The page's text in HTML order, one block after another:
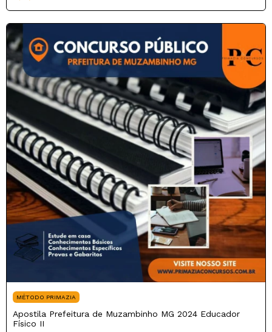
MÉTODO PRIMAZIA
Apostila Prefeitura de Muzambinho MG 2024 Educador
Físico II